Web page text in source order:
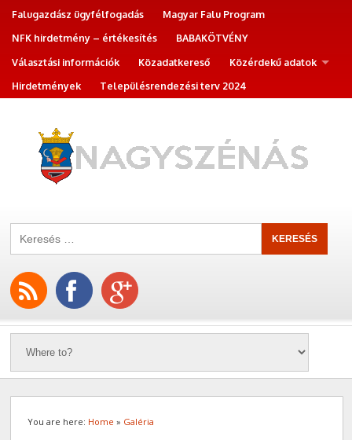
Falugazdász ügyfélfogadás
Magyar Falu Program
NFK hirdetmény – értékesítés
BABAKÖTVÉNY
Választási információk
Közadatkereső
Közérdekű adatok
Hirdetmények
Településrendezési terv 2024
You are here: Home » Galéria